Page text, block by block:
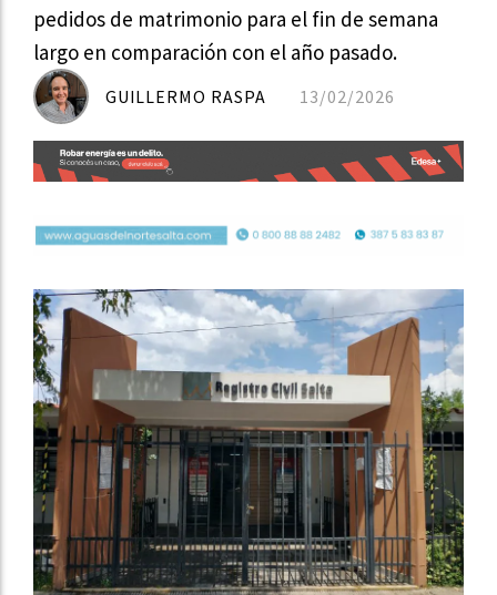
pedidos de matrimonio para el fin de semana
largo en comparación con el año pasado.
13/02/2026
GUILLERMO RASPA